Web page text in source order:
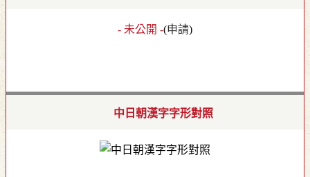
- 未公開 -(申請)
中日朝漢字字形對照